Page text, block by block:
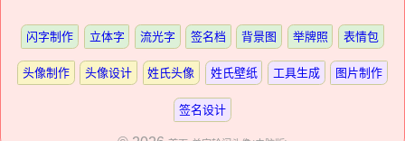
闪字制作 立体字 流光字 签名档 背景图 举牌照 表情包
头像制作 头像设计 姓氏头像 姓氏壁纸 工具生成 图片制作
签名设计